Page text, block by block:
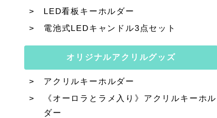
LED看板キーホルダー
電池式LEDキャンドル3点セット
オリジナルアクリルグッズ
アクリルキーホルダー
《オーロラとラメ入り》アクリルキーホル
ダー